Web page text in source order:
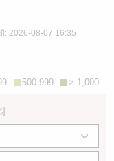
: 2026-08-07 16:35
> 1,000
500-999
]